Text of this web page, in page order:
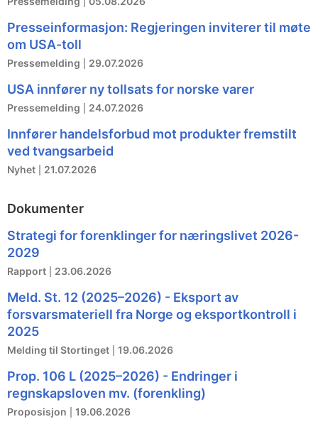
Presseinformasjon: Regjeringen inviterer til møte
om USA-toll
Pressemelding 29.07.2026
USA innfører ny tollsats for norske varer
Pressemelding 24.07.2026
Innfører handelsforbud mot produkter fremstilt
ved tvangsarbeid
Nyhet 21.07.2026
Dokumenter
Strategi for forenklinger for næringslivet 2026-
2029
Rapport 23.06.2026
Meld. St. 12 (2025–2026) - Eksport av
forsvarsmateriell fra Norge og eksportkontroll i
2025
Melding til Stortinget 19.06.2026
Prop. 106 L (2025–2026) - Endringer i
regnskapsloven mv. (forenkling)
Proposisjon 19.06.2026